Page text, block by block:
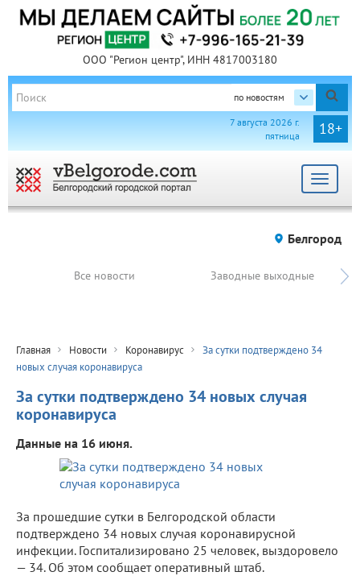
ООО "Регион центр", ИНН 4817003180
по новостям
18+
7 августа 2026 г.
пятница
Toggle
Белгород
Все новости Заводные выходные
Главная Новости Коронавирус
За сутки подтверждено 34
новых случая коронавируса
За сутки подтверждено 34 новых случая
коронавируса
Данные на 16 июня.
За прошедшие сутки в Белгородской области
подтверждено 34 новых случая коронавирусной
инфекции. Госпитализировано 25 человек, выздоровело
— 34. Об этом сообщает оперативный штаб.